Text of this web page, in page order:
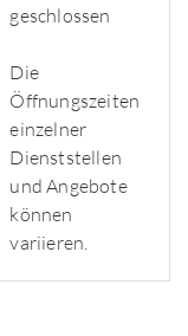
geschlossen
Die
Öffnungszeiten
einzelner
Dienststellen
und Angebote
können
variieren.